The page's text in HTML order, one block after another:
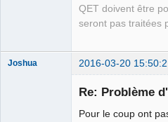
QET doivent être
seront pas traitées
Joshua 2016-03-20
Re: Problème
Pour le coup ont